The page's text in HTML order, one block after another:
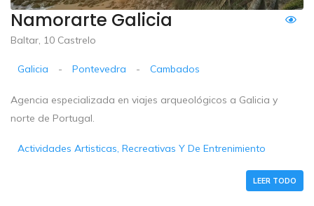
Namorarte Galicia
Baltar, 10 Castrelo
Galicia - Pontevedra - Cambados
Agencia especializada en viajes arqueológicos a Galicia y
norte de Portugal.
Actividades Artisticas, Recreativas Y De Entrenimiento
LEER TODO